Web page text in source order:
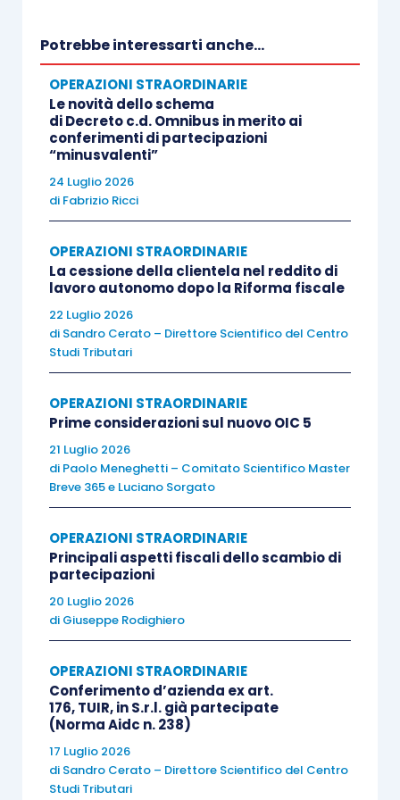
superamento del cd. “ vitality test
l’ulteriore limite dell’ammontare del
patrimonio netto risultante dall’ultimo
bilancio(o dalla situazione patrimoniale
di cui all’articolo 2501-quater
versamenti
precedenti.
Ciò posto, stante la finalità di omogeneizzazione
perseguita dalla legge delega, potrebbe essere
prevista l’eliminazione, nell’ambito dell’
Tuir, della cd. “
consistente nella presenza di unnumero minimo
di 10 dipendenti, nonché della condizione di
invarianza dell’attività svoltanei periodi in cui
sono state prodotte le perdite; condizioni, in
effetti, non presenti negliarticoli 172e173 Tuir
In merito, invece, alla necessità di
penalizzazioni per le perdite fiscalirealizzate in
un periodo d’imposta in cui la società che ne è
dotata faceva già parte dello stesso gruppo (cui
essere prevista ladisapplicazione dei limiti di
riportabilità:
in caso dioperazioni che coinvolgono
soggetti facenti parte del medesimo
Potrebbe interessarti anche...
OPERAZIONI STRAORDINARIE
Le novità dello schema
di Decreto c.d. Omnibus in merito ai
conferimenti di partecipazioni
“minusvalenti”
24 Luglio 2026
di Fabrizio Ricci
OPERAZIONI STRAORDINARIE
La cessione della clientela nel reddito di
lavoro autonomo dopo la Riforma fiscale
22 Luglio 2026
di Sandro Cerato – Direttore Scientifico del Centro
Studi Tributari
OPERAZIONI STRAORDINARIE
Prime considerazioni sul nuovo OIC 5
21 Luglio 2026
di Paolo Meneghetti – Comitato Scientifico Master
Breve 365e Luciano Sorgato
OPERAZIONI STRAORDINARIE
Principali aspetti fiscali dello scambio di
partecipazioni
20 Luglio 2026
di Giuseppe Rodighiero
OPERAZIONI STRAORDINARIE
Conferimento d’azienda ex art.
176, TUIR, in S.r.l. già partecipate
(Norma Aidc n. 238)
17 Luglio 2026
di Sandro Cerato – Direttore Scientifico del Centro
Studi Tributari